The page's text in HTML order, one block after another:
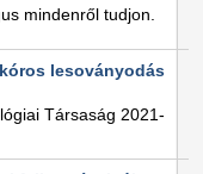
mindenről tudjon.
lesoványodás
Társaság 2021-